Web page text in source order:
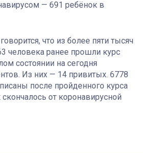
— 691 ребёнок в
что из более пяти тысяч
человека ранее прошли курс
состоянии на сегодня
Из них — 14 привитых. 6778
после пройденного курса
от коронавирусной